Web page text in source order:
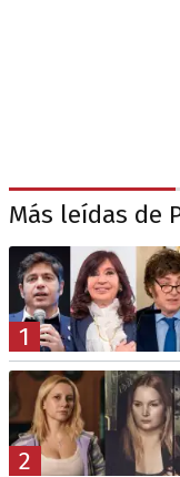
Más leídas de
1
2